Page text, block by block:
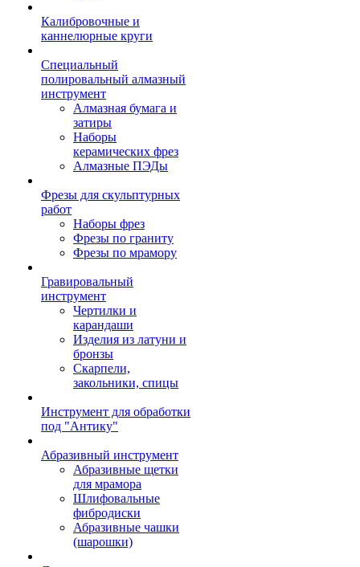
Калибровочные и
каннелюрные круги
Специальный
полировальный алмазный
инструмент
Алмазная бумага и
затиры
Наборы
керамических фрез
Алмазные ПЭДы
Фрезы для скульптурных
работ
Наборы фрез
Фрезы по граниту
Фрезы по мрамору
Гравировальный
инструмент
Чертилки и
карандаши
Изделия из латуни и
бронзы
Скарпели,
закольники, спицы
Инструмент для обработки
под "Антику"
Абразивный инструмент
Абразивные щетки
для мрамора
Шлифовальные
фибродиски
Абразивные чашки
(шарошки)